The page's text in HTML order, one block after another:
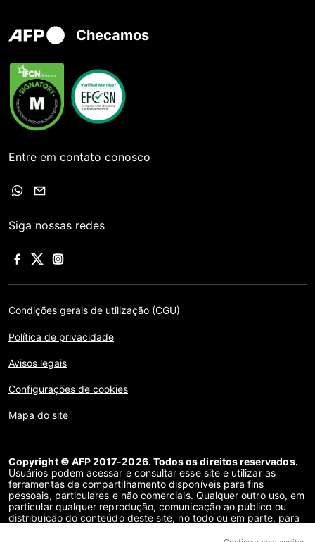
Checamos
Entre em contato conosco
Siga nossas redes
Condições gerais de utilização (CGU)
Política de privacidade
Avisos legais
Configurações de cookies
Mapa do site
Copyright © AFP 2017-2026. Todos os direitos reservados.
Usuários podem acessar e consultar esse site e utilizar as
ferramentas de compartilhamento disponíveis para fins
pessoais, particulares e não comerciais. Qualquer outro uso, em
particular qualquer reprodução, comunicação ao público ou
distribuição do conteúdo deste site, no todo ou em parte, para